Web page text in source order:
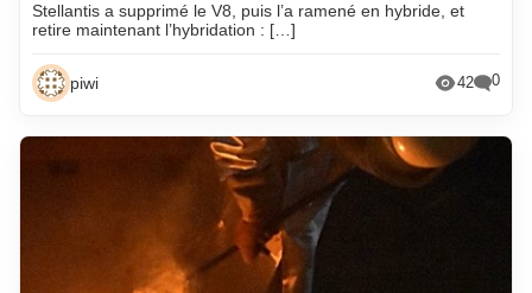
Stellantis a supprimé le V8, puis l’a ramené en hybride, et
retire maintenant l’hybridation : […]
piwi 42 0